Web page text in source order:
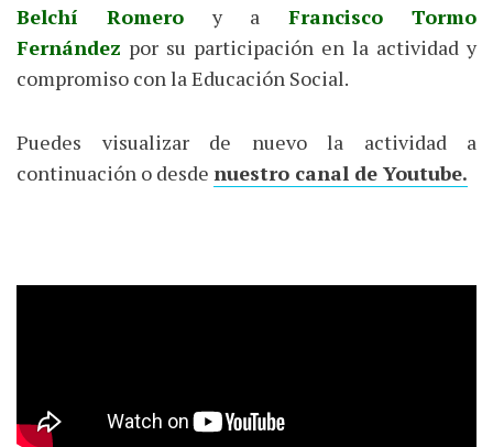
Belchí Romero y a Francisco Tormo
Fernández por su participación en la actividad y
compromiso con la Educación Social.
Puedes visualizar de nuevo la actividad a
continuación o desde nuestro canal de Youtube.